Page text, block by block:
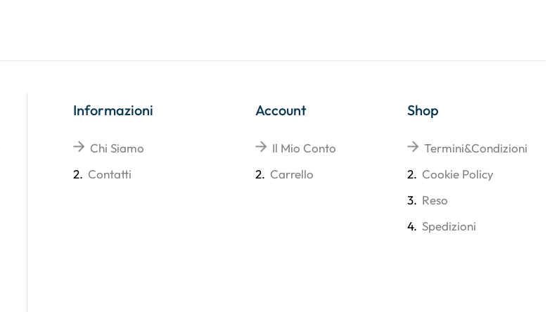
Informazioni
Chi Siamo
2. Contatti
Account
Il Mio Conto
2. Carrello
Shop
Termini&Condizioni
2. Cookie Policy
3. Reso
4. Spedizioni